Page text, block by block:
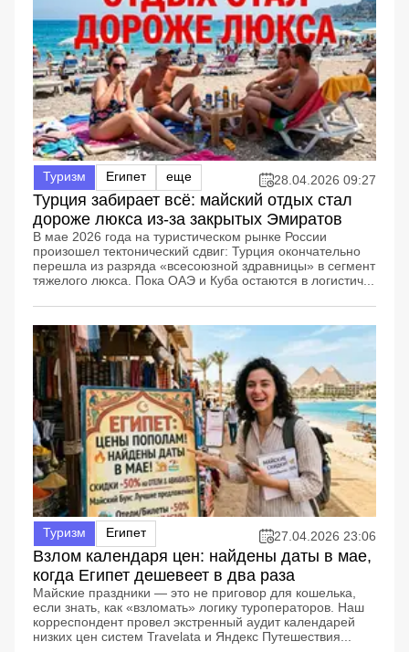
Туризм Египет еще 28.04.2026 09:27
Турция забирает всё: майский отдых стал
дороже люкса из-за закрытых Эмиратов
В мае 2026 года на туристическом рынке России
произошел тектонический сдвиг: Турция окончательно
перешла из разряда «всесоюзной здравницы» в сегмент
тяжелого люкса. Пока ОАЭ и Куба остаются в логистич...
Туризм Египет 27.04.2026 23:06
Взлом календаря цен: найдены даты в мае,
когда Египет дешевеет в два раза
Майские праздники — это не приговор для кошелька,
если знать, как «взломать» логику туроператоров. Наш
корреспондент провел экстренный аудит календарей
низких цен систем Travelata и Яндекс Путешествия...